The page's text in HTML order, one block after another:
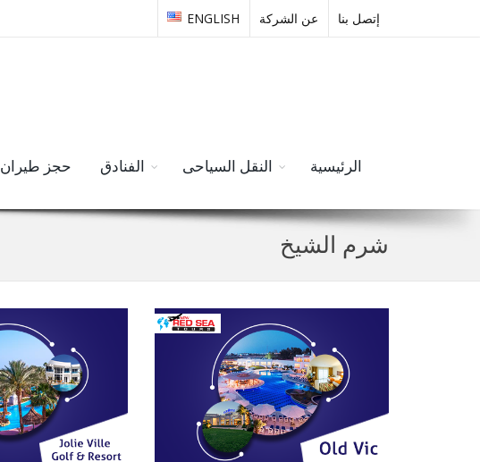
إتصل بنا عن الشركة ENGLISH
الرئيسية النقل السياحى الفنادق حجز طيران
شرم الشيخ